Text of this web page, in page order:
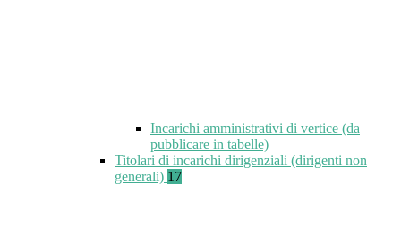
Incarichi amministrativi di vertice (da
pubblicare in tabelle)
Titolari di incarichi dirigenziali (dirigenti non
generali) 17